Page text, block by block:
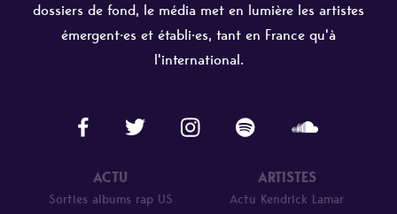
dossiers de fond, le média met en lumière les artistes
émergent·es et établi·es, tant en France qu'à
l'international.
ACTU
Sorties albums rap US
ARTISTES
Actu Kendrick Lamar